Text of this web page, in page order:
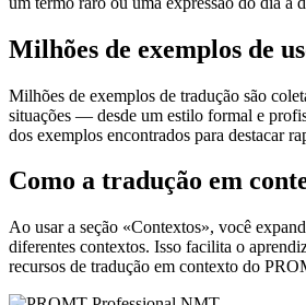
Milhões de exemplos de
Milhões de exemplos de tradução são
situações — desde um estilo formal e
dos exemplos encontrados para destacar
Como a tradução em
Ao usar a seção «Contextos», você
diferentes contextos. Isso facilita o
recursos de tradução em contexto do